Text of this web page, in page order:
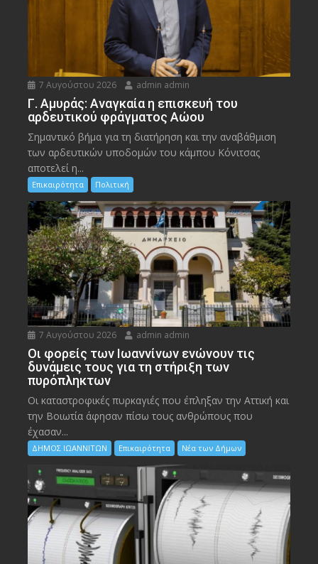
7 Αυγούστου 2026 admin admin
Γ. Αμυράς: Αναγκαία η επισκευή του
αρδευτικού φράγματος Αώου
Σημαντικό βήμα για τη διατήρηση και την αναβάθμιση
των αρδευτικών υποδομών του κάμπου Κόνιτσας
αποτελεί η...
Επικαιρότητα Πολιτική
7 Αυγούστου 2026 admin admin
Οι φορείς των Ιωαννίνων ενώνουν τις
δυνάμεις τους για τη στήριξη των
πυρόπληκτων
Οι καταστροφικές πυρκαγιές που έπληξαν την Αττική και
την Bοιωτία άφησαν πίσω τους ανθρώπους που
έχασαν...
ΔΗΜΟΣ ΙΩΑΝΝΙΤΩΝ Επικαιρότητα Νέα των Δήμων